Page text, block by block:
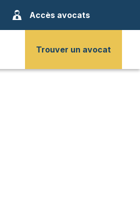
Accès avocats
Trouver un avocat